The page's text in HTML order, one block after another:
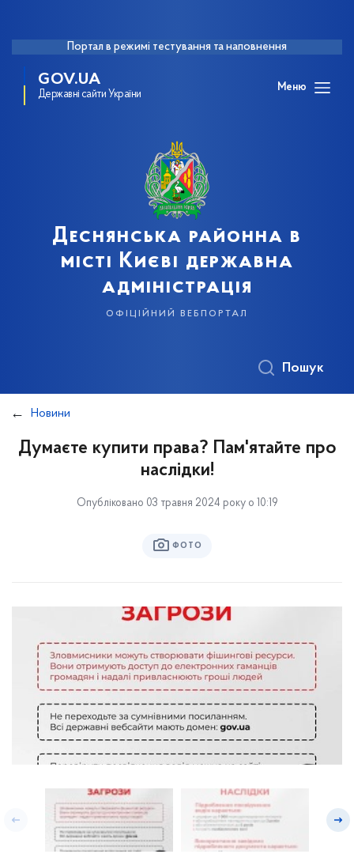
Портал в режимі тестування та наповнення
GOV.UA
Державні сайти України
Меню
Деснянська районна в
місті Києві державна
адміністрація
офіційний вебпортал
Пошук
Новини
Думаєте купити права? Пам'ятайте про
наслідки!
Опубліковано 03 травня 2024 року о 10:19
ФОТО